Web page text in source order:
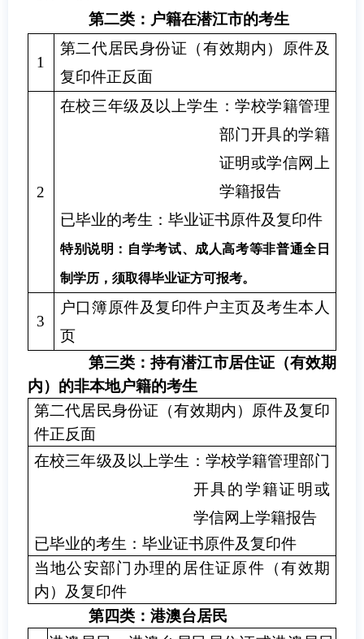
第二类：户籍在潜江市的考生
1
第二代居民身份证（有效期内）原件及
复印件正反面
2
在校三年级及以上学生：学校学籍管理
部门开具的学籍
证明或学信网上
学籍报告
已毕业的考生：毕业证书原件及复印件
特别说明： 自学考试、成人高考等非普通全日
制学历，须取得毕业证方可报考。
3
户口簿原件及复印件户主页及考生本人
页
第三类：持有潜江市居住证（有效期
内）的非本地户籍的考生
第二代居民身份证（有效期内）原件及复印
件正反面
在校三年级及以上学生：学校学籍管理部门
开具的学籍证明或
学信网上学籍报告
已毕业的考生：毕业证书原件及复印件
当地公安部门办理的居住证原件（有效期
内）及复印件
第四类：港澳台居民